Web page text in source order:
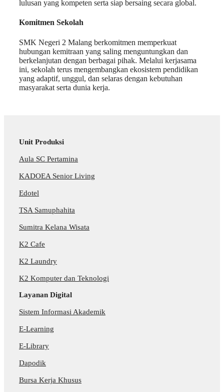
lulusan yang kompeten serta siap bersaing secara global.
Komitmen Sekolah
SMK Negeri 2 Malang berkomitmen memperkuat
hubungan kemitraan yang saling menguntungkan dan
berkelanjutan dengan berbagai pihak. Melalui kerjasama
ini, sekolah terus mengembangkan ekosistem pendidikan
yang adaptif, unggul, dan selaras dengan kebutuhan
masyarakat serta dunia kerja.
Unit Produksi
Aula SC Pertamina
KADOEA Senior Living
Edotel
TSA Samuphahita
Sumitra Kelana Wisata
K2 Cafe
K2 Laundry
K2 Komputer dan Teknologi
Layanan Digital
Sistem Informasi Akademik
E-Learning
E-Library
Dapodik
Bursa Kerja Khusus